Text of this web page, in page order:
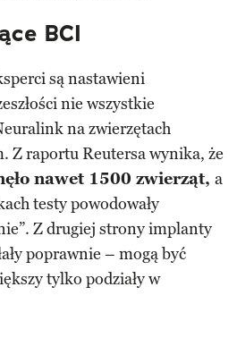
BCI
są nastawieni
nie wszystkie
na zwierzętach
Z raportu Reutersa wynika, że
nawet 1500 zwierząt, a
testy powodowały
Z drugiej strony implanty
poprawnie – mogą być
tylko podziały w